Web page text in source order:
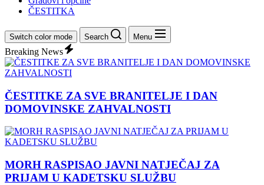
ČESTITKA
Switch color mode Search Menu
Breaking News
ČESTITKE ZA SVE BRANITELJE I DAN
DOMOVINSKE ZAHVALNOSTI
MORH RASPISAO JAVNI NATJEČAJ ZA
PRIJAM U KADETSKU SLUŽBU